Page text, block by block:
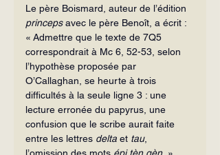
Le père Boismard, auteur de l’édition
princeps avec le père Benoît, a écrit :
« Admettre que le texte de 7Q5
correspondrait à Mc 6, 52-53, selon
l’hypothèse proposée par
O’Callaghan, se heurte à trois
difficultés à la seule ligne 3 : une
lecture erronée du papyrus, une
confusion que le scribe aurait faite
entre les lettres delta et tau,
l’omission des mots épi tèn gèn. »